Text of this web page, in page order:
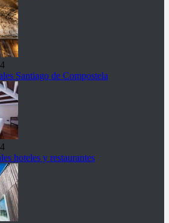
Santiago de Compostela
hoteles y restaurantes